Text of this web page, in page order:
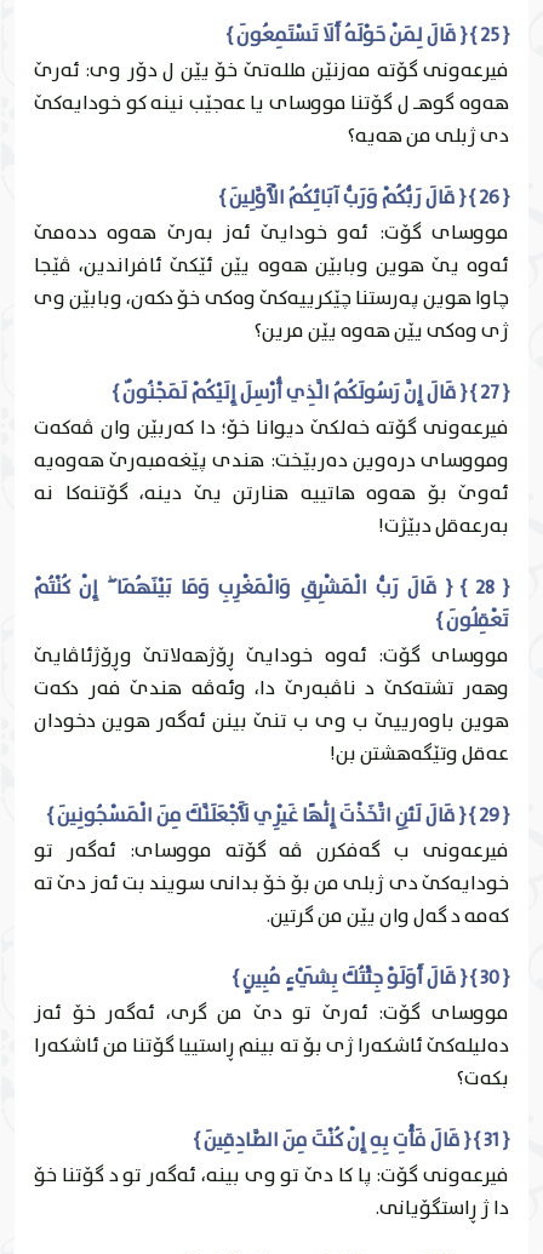
{ 25 } { قَالَ لِمَنْ حَوْلَهُ أَلَا تَسْتَمِعُونَ }
فيرعه‌ونى گۆته‌ مه‌زنێن ملله‌تێ خۆ يێن ل دۆر وى: ئه‌رێ
هه‌وه‌ گوهـ ل گۆتنا مووساى يا عه‌جێب نينه‌ كو خودایه‌كێ
دى ژبلی من هه‌يه‌؟
{ 26 } { قَالَ رَبُّكُمْ وَرَبُّ آبَائِكُمُ الْأَوَّلِينَ }
مووساى گۆت: ئه‌و خودايێ ئه‌ز به‌رێ هه‌وه‌ دده‌مێ
ئه‌وه‌ يێ هوين وبابێن هه‌وه‌ يێن ئێكێ ئافراندين، ڤێجا
چاوا هوين په‌رستنا چێكرییه‌كێ وه‌كى خۆ دكه‌ن، وبابێن وى
ژى وه‌كى يێن هه‌وه‌ يێن مرين؟
{ 27 } { قَالَ إِنَّ رَسُولَكُمُ الَّذِي أُرْسِلَ إِلَيْكُمْ لَمَجْنُونٌ }
فيرعه‌ونى گۆته‌ خه‌لكێ ديوانا خۆ؛ دا كه‌ربێن وان ڤه‌كه‌ت
ومووساى دره‌وين ده‌ربێخت: هندى پێغه‌مبه‌رێ هه‌وه‌يه‌
ئه‌وێ بۆ هه‌وه‌ هاتییه‌ هنارتن يێ دينه، گۆتنه‌كا نه‌
به‌رعه‌قل دبێژت!
{ 28 } { قَالَ رَبُّ الْمَشْرِقِ وَالْمَغْرِبِ وَمَا بَيْنَهُمَا ۖ إِنْ كُنْتُمْ
تَعْقِلُونَ }
مووساى گۆت: ئه‌وه‌ خودايێ ڕۆژهه‌لاتێ وڕۆژئاڤايێ
وهه‌ر تشته‌كێ د ناڤبه‌رێ دا، وئه‌ڤه‌ هندێ فه‌ر دكه‌ت
هوين باوه‌رییێ ب وى ب تنێ بينن ئه‌گه‌ر هوين دخودان
عه‌قل وتێگه‌هشتن بن!
{ 29 } { قَالَ لَئِنِ اتَّخَذْتَ إِلَٰهًا غَيْرِي لَأَجْعَلَنَّكَ مِنَ الْمَسْجُونِينَ }
فيرعه‌ونى ب گه‌فكرن ڤه‌ گۆته‌ مووساى: ئه‌گه‌ر تو
خودایه‌كێ دى ژبلی من بۆ خۆ بدانى سويند بت ئه‌ز دێ ته‌
كه‌مه‌ د گه‌ل وان يێن من گرتين.
{ 30 } { قَالَ أَوَلَوْ جِئْتُكَ بِشَيْءٍ مُبِينٍ }
مووساى گۆت: ئه‌رێ تو دێ من گرى، ئه‌گه‌ر خۆ ئه‌ز
ده‌ليله‌كێ ئاشكه‌را ژى بۆ ته‌ بينم ڕاستییا گۆتنا من ئاشكه‌را
بكه‌ت؟
{ 31 } { قَالَ فَأْتِ بِهِ إِنْ كُنْتَ مِنَ الصَّادِقِينَ }
فيرعه‌ونى گۆت: پا كا دێ تو وى بينه‌، ئه‌گه‌ر تو د گۆتنا خۆ
دا ژ ڕاستگۆيانى.